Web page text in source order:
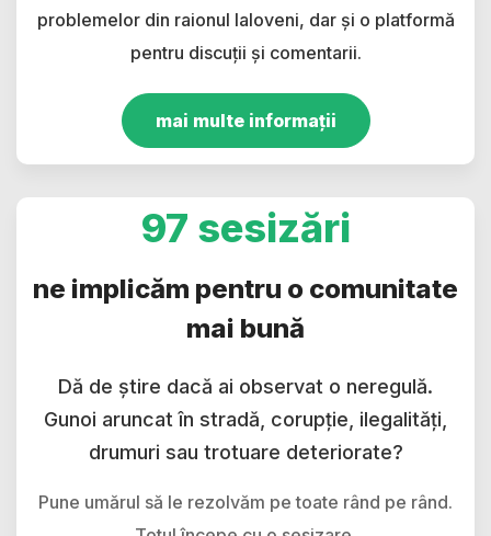
problemelor din raionul Ialoveni, dar și o platformă
pentru discuții și comentarii.
mai multe informații
97 sesizări
ne implicăm pentru o comunitate
mai bună
Dă de știre dacă ai observat o neregulă.
Gunoi aruncat în stradă, corupție, ilegalități,
drumuri sau trotuare deteriorate?
Pune umărul să le rezolvăm pe toate rând pe rând.